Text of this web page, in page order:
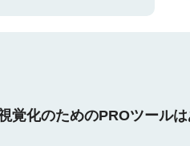
覚化のためのPROツール